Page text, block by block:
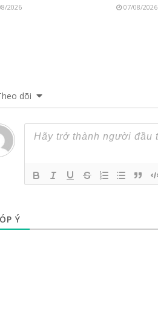
2026 07/08/2026
dõi
Ý